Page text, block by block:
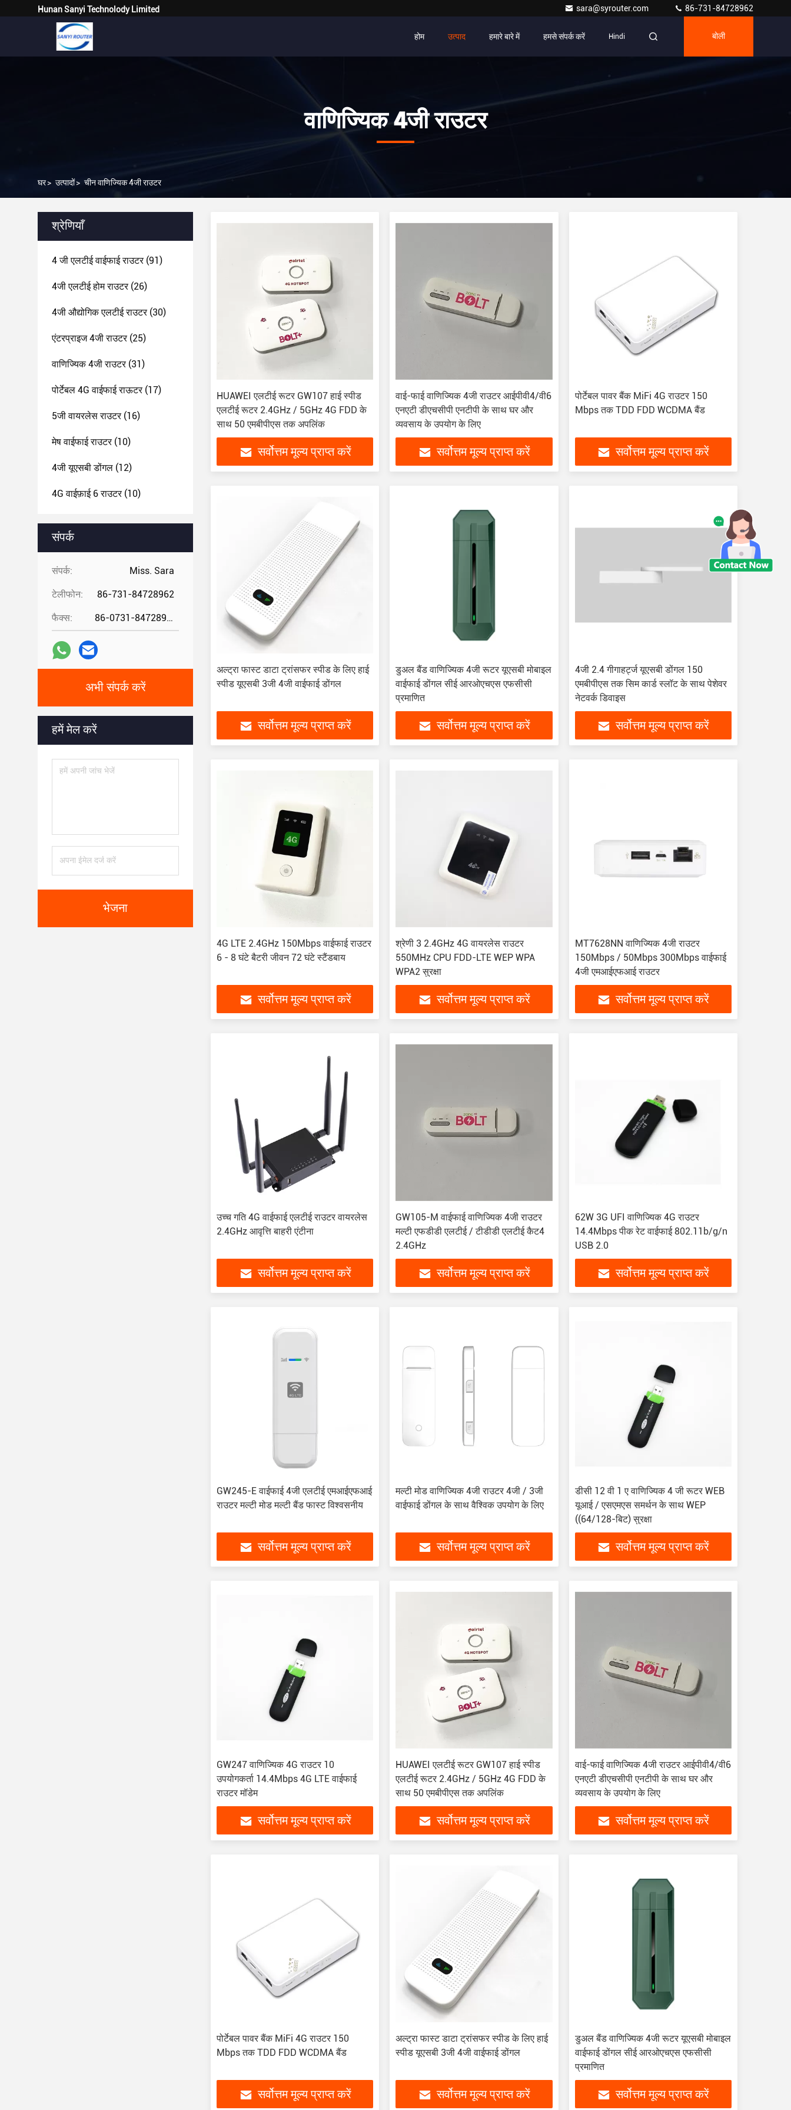
Hunan Sanyi Technolody Limited sara@syrouter.com 86-731-84728962
होम उत्पाद हमारे बारे में हमसे संपर्क करें Hindi बोली
वाणिज्यिक 4जी राउटर
घर> उत्पादों> चीन वाणिज्यिक 4जी राउटर
श्रेणियाँ
4 जी एलटीई वाईफाई राउटर(91)
4जी एलटीई होम राउटर(26)
4जी औद्योगिक एलटीई राउटर(30)
एंटरप्राइज 4जी राउटर(25)
वाणिज्यिक 4जी राउटर(31)
पोर्टेबल 4G वाईफाई राऊटर(17)
5जी वायरलेस राउटर(16)
मेष वाईफाई राउटर(10)
4जी यूएसबी डोंगल (12)
4G वाईफ़ाई 6 राउटर(10)
संपर्क
संपर्क: Miss. Sara
टेलीफोन: 86-731-84728962
फैक्स: 86-0731-84728962
अभी संपर्क करें
हमें मेल करें
भेजना
HUAWEI एलटीई रूटर GW107 हाई स्पीड
एलटीई रूटर 2.4GHz / 5GHz 4G FDD के
साथ 50 एमबीपीएस तक अपलिंक
सर्वोत्तम मूल्य प्राप्त करें
वाई-फाई वाणिज्यिक 4जी राउटर आईपीवी4/वी6
एनएटी डीएचसीपी एनटीपी के साथ घर और
व्यवसाय के उपयोग के लिए
सर्वोत्तम मूल्य प्राप्त करें
पोर्टेबल पावर बैंक MiFi 4G राउटर 150
Mbps तक TDD FDD WCDMA बैंड
सर्वोत्तम मूल्य प्राप्त करें
अल्ट्रा फास्ट डाटा ट्रांसफर स्पीड के लिए हाई
स्पीड यूएसबी 3जी 4जी वाईफाई डोंगल
सर्वोत्तम मूल्य प्राप्त करें
डुअल बैंड वाणिज्यिक 4जी रूटर यूएसबी मोबाइल
वाईफाई डोंगल सीई आरओएचएस एफसीसी
प्रमाणित
सर्वोत्तम मूल्य प्राप्त करें
4जी 2.4 गीगाहर्ट्ज यूएसबी डोंगल 150
एमबीपीएस तक सिम कार्ड स्लॉट के साथ पेशेवर
नेटवर्क डिवाइस
सर्वोत्तम मूल्य प्राप्त करें
4G LTE 2.4GHz 150Mbps वाईफाई राउटर
6 - 8 घंटे बैटरी जीवन 72 घंटे स्टैंडबाय
सर्वोत्तम मूल्य प्राप्त करें
श्रेणी 3 2.4GHz 4G वायरलेस राउटर
550MHz CPU FDD-LTE WEP WPA
WPA2 सुरक्षा
सर्वोत्तम मूल्य प्राप्त करें
MT7628NN वाणिज्यिक 4जी राउटर
150Mbps / 50Mbps 300Mbps वाईफाई
4जी एमआईएफआई राउटर
सर्वोत्तम मूल्य प्राप्त करें
उच्च गति 4G वाईफाई एलटीई राउटर वायरलेस
2.4GHz आवृत्ति बाहरी एंटीना
सर्वोत्तम मूल्य प्राप्त करें
GW105-M वाईफाई वाणिज्यिक 4जी राउटर
मल्टी एफडीडी एलटीई / टीडीडी एलटीई कैट4
2.4GHz
सर्वोत्तम मूल्य प्राप्त करें
62W 3G UFI वाणिज्यिक 4G राउटर
14.4Mbps पीक रेट वाईफाई 802.11b/g/n
USB 2.0
सर्वोत्तम मूल्य प्राप्त करें
GW245-E वाईफाई 4जी एलटीई एमआईएफआई
राउटर मल्टी मोड मल्टी बैंड फास्ट विश्वसनीय
सर्वोत्तम मूल्य प्राप्त करें
मल्टी मोड वाणिज्यिक 4जी राउटर 4जी / 3जी
वाईफाई डोंगल के साथ वैश्विक उपयोग के लिए
सर्वोत्तम मूल्य प्राप्त करें
डीसी 12 वी 1 ए वाणिज्यिक 4 जी रूटर WEB
यूआई / एसएमएस समर्थन के साथ WEP
((64/128-बिट) सुरक्षा
सर्वोत्तम मूल्य प्राप्त करें
GW247 वाणिज्यिक 4G राउटर 10
उपयोगकर्ता 14.4Mbps 4G LTE वाईफाई
राउटर मॉडेम
सर्वोत्तम मूल्य प्राप्त करें
HUAWEI एलटीई रूटर GW107 हाई स्पीड
एलटीई रूटर 2.4GHz / 5GHz 4G FDD के
साथ 50 एमबीपीएस तक अपलिंक
सर्वोत्तम मूल्य प्राप्त करें
वाई-फाई वाणिज्यिक 4जी राउटर आईपीवी4/वी6
एनएटी डीएचसीपी एनटीपी के साथ घर और
व्यवसाय के उपयोग के लिए
सर्वोत्तम मूल्य प्राप्त करें
पोर्टेबल पावर बैंक MiFi 4G राउटर 150
Mbps तक TDD FDD WCDMA बैंड
सर्वोत्तम मूल्य प्राप्त करें
अल्ट्रा फास्ट डाटा ट्रांसफर स्पीड के लिए हाई
स्पीड यूएसबी 3जी 4जी वाईफाई डोंगल
सर्वोत्तम मूल्य प्राप्त करें
डुअल बैंड वाणिज्यिक 4जी रूटर यूएसबी मोबाइल
वाईफाई डोंगल सीई आरओएचएस एफसीसी
प्रमाणित
सर्वोत्तम मूल्य प्राप्त करें